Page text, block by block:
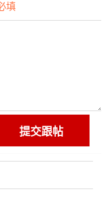
填